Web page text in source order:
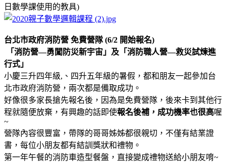
日數學課使用的教具)
台北市政府消防營 免費營隊 (6/2 開始報名)
「消防營­—勇闖防災新宇宙」及「消防職人營—救災試煉進
行式」
小慶三升四年級,、四升五年級的暑假，都和朋友一起參加台
北市政府消防營，兩次都是備取成功。
好像很多家長搶先報名後，因為是免費營隊，後來卡到其他行
程就隨便放棄，有興趣的話即使報名後補，成功機率也很高喔
~
營隊內容很豐富，帶隊的哥哥姊姊都很親切，不僅有結業證
書，每位小朋友都有結訓獎狀和禮物。
第一年午餐的消防車造型餐盤，直接變成禮物送給小朋友唷~